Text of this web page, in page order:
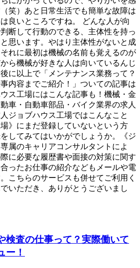
笑）あと日常生活でも簡単な故障は
良いところですね。 どんな人が向
断して行動のできる、主体性を持っ
思います。やはり主体性がないと成
れに最初は機械の名前も覚えるのが
ら機械が好きな人は向いているんじ
に以上で「メンテナンス業務って？
内容までご紹介！」ついての記事は
ス工場にはこんな記事も！機械・金
車・自動車部品・バイク業界の求人
ジョブハウス工場ではこんなこと
》にまだ登録していないという方
してみてはいかがでしょうか。《ジ
属のキャリアコンサルタントによ
に必要な履歴書や面接の対策に関す
ったお仕事の紹介などもメールや電
こちらのサービスも併せてご利用く
いただき、ありがとうございまし
検査の仕事って？実際働いて
ー！